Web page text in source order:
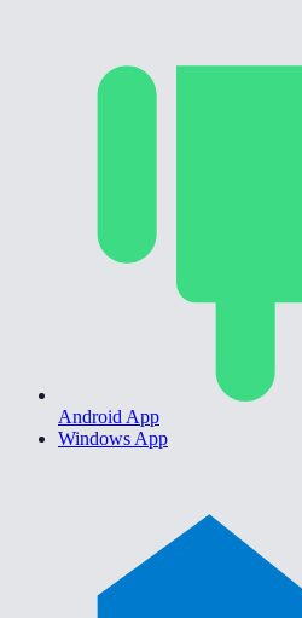
Android App
Windows App